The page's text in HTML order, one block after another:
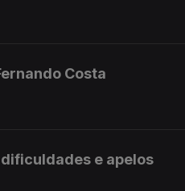
Costa
e apelos